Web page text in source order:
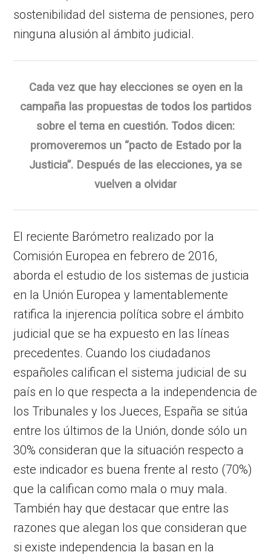
sostenibilidad del sistema de pensiones, pero
ninguna alusión al ámbito judicial.
Cada vez que hay elecciones se oyen en la
campaña las propuestas de todos los partidos
sobre el tema en cuestión. Todos dicen:
promoveremos un “pacto de Estado por la
Justicia”. Después de las elecciones, ya se
vuelven a olvidar
El reciente Barómetro realizado por la
Comisión Europea en febrero de 2016,
aborda el estudio de los sistemas de justicia
en la Unión Europea y lamentablemente
ratifica la injerencia política sobre el ámbito
judicial que se ha expuesto en las líneas
precedentes. Cuando los ciudadanos
españoles califican el sistema judicial de su
país en lo que respecta a la independencia de
los Tribunales y los Jueces, España se sitúa
entre los últimos de la Unión, donde sólo un
30% consideran que la situación respecto a
este indicador es buena frente al resto (70%)
que la califican como mala o muy mala.
También hay que destacar que entre las
razones que alegan los que consideran que
si existe independencia la basan en la